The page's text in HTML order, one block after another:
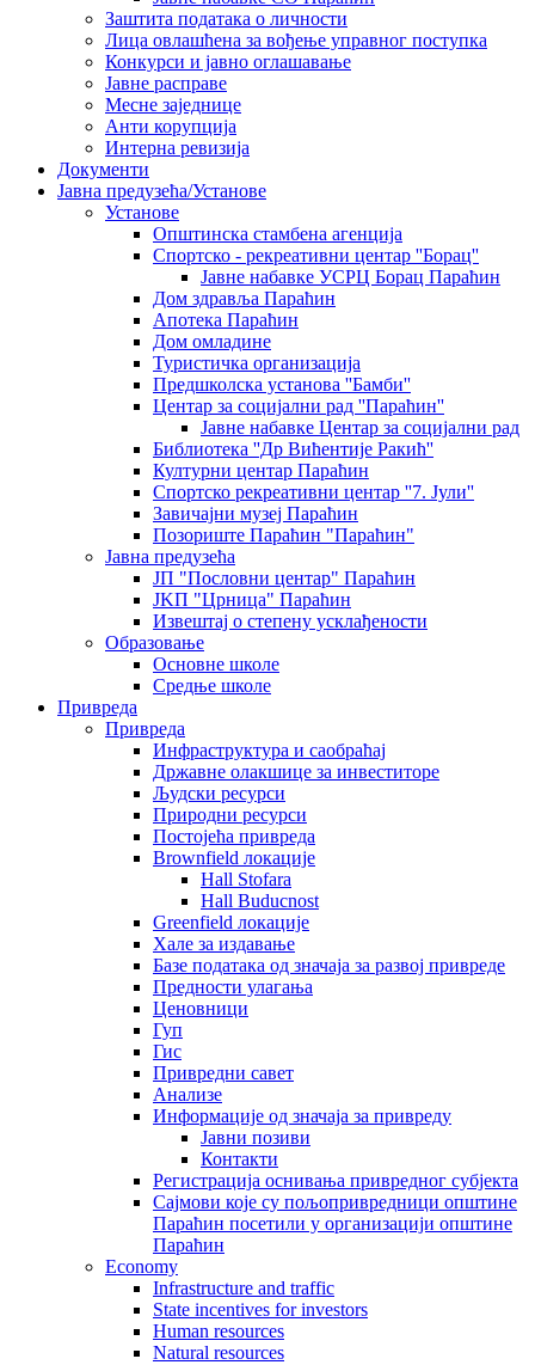
Заштита података о личности
Лица овлашћена за вођење управног поступка
Конкурси и јавно оглашавање
Јавне расправе
Месне заједнице
Анти корупција
Интерна ревизија
Документи
Јавна предузећа/Установе
Установе
Општинскa стамбенa агенцијa
Спортско - рекреативни центар ''Борац''
Јавне набавке УСРЦ Борац Параћин
Дом здравља Параћин
Апотека Параћин
Дом омладине
Туристичка организација
Предшколска установа ''Бамби''
Центар за социјални рад ''Параћин''
Јавне набавке Центар за социјални рад
Библиотека ''Др Вићентије Ракић''
Културни центар Параћин
Спортско рекреативни центар ''7. Јули''
Завичајни музеј Параћин
Позориште Параћин "Параћин"
Јавна предузећа
ЈП "Пословни центар" Параћин
ЈKП "Црница" Параћин
Извештај о степену усклађености
Образовање
Основне школе
Средње школе
Привреда
Привреда
Инфраструктура и саобраћај
Државне олакшице за инвеститоре
Људски ресурси
Природни ресурси
Постојећа привреда
Brownfield локације
Hall Stofara
Hall Buducnost
Greenfield локације
Хале за издавање
Базе података од значаја за развој привреде
Предности улагања
Ценовници
Гуп
Гис
Привредни савет
Aнализе
Информације од значаја за привреду
Јавни позиви
Контакти
Регистрација оснивања привредног субјекта
Сајмови које су пољопривредници општине
Параћин посетили у организацији општине
Параћин
Economy
Infrastructure and traffic
State incentives for investors
Human resources
Natural resources